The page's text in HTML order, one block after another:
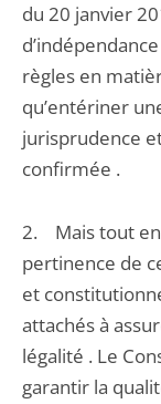
du 20 janvier
règles en
qu’entériner
jurisprudence
confirmée .
2. Mais tout en
pertinence de
et
attachés à
légalité . Le
garantir la